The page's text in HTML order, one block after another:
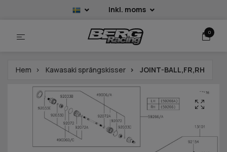
Inkl. moms
0
Hem Kawasaki sprängskisser JOINT-BALL,FR,RH